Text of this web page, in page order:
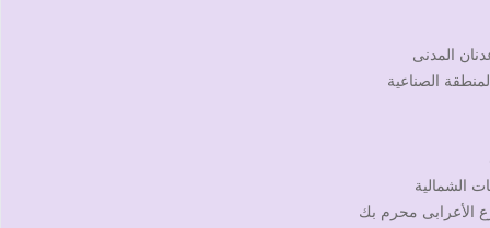
المدنى
الصناعية
الأعرابى محرم بك